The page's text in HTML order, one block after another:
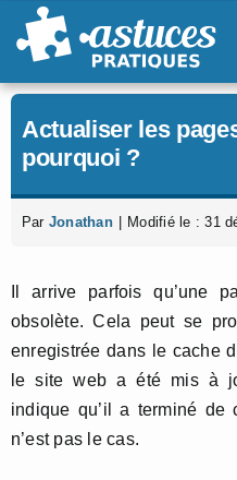
Passer
au
Actualiser les
pourquoi ?
Par Jonathan Modifié le : 31
Il arrive parfois qu’une
obsolète. Cela peut se
enregistrée dans le cache
le site web a été mis à
indique qu’il a terminé
n’est pas le cas.